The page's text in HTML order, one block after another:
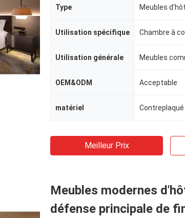
Type
Utilisation spécifique Chambre à
Utilisation générale Meubles
OEM&ODM Acceptable
matériel Contreplaqué
Meilleur Prix
Meubles modernes
défense principale de